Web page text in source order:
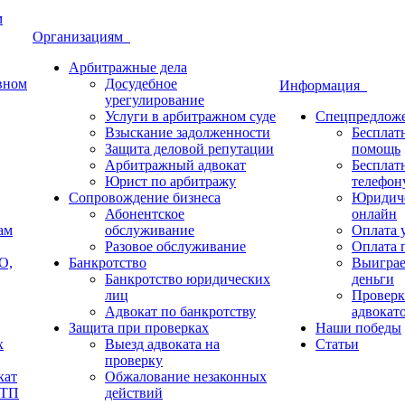
Организациям
Арбитражные дела
Досудебное
урегулирование
Услуги в арбитражном суде
Взыскание задолженности
Защита деловой репутации
Арбитражный адвокат
Юрист по арбитражу
Сопровождение бизнеса
Абонентское
обслуживание
Разовое обслуживание
Банкротство
Банкротство юридических
лиц
Адвокат по банкротству
Защита при проверках
Выезд адвоката на
проверку
Обжалование незаконных
действий
Информация
помощь
онлайн
Оплата
Оплата
деньги
Наши победы
Статьи